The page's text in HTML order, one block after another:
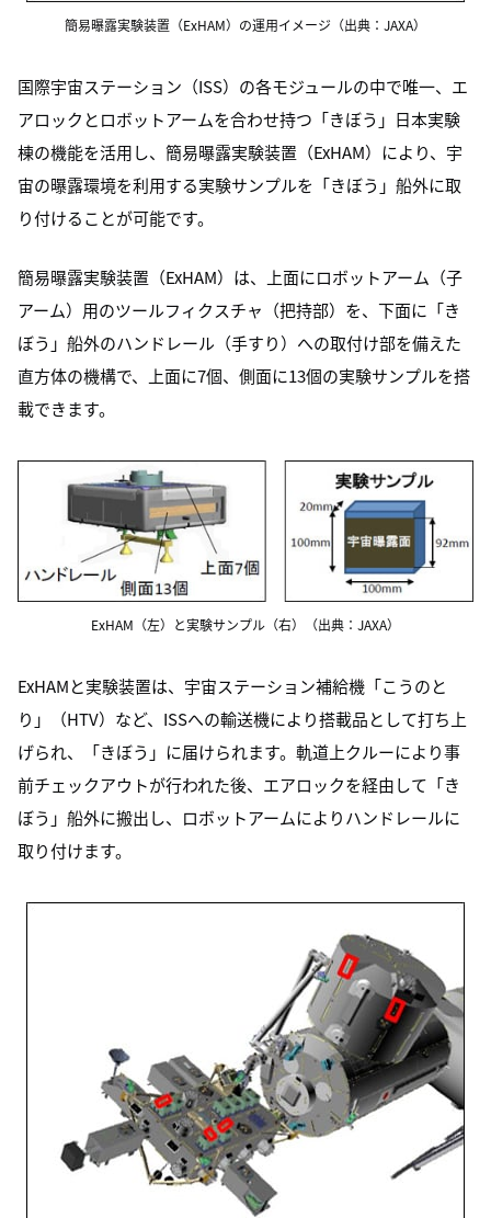
簡易曝露実験装置（ExHAM）の運用イメージ（出典：JAXA）
国際宇宙ステーション（ISS）の各モジュールの中で唯一、エ
アロックとロボットアームを合わせ持つ「きぼう」日本実験
棟の機能を活用し、簡易曝露実験装置（ExHAM）により、宇
宙の曝露環境を利用する実験サンプルを「きぼう」船外に取
り付けることが可能です。
簡易曝露実験装置（ExHAM）は、上面にロボットアーム（子
アーム）用のツールフィクスチャ（把持部）を、下面に「き
ぼう」船外のハンドレール（手すり）への取付け部を備えた
直方体の機構で、上面に7個、側面に13個の実験サンプルを搭
載できます。
ExHAM（左）と実験サンプル（右）（出典：JAXA）
ExHAMと実験装置は、宇宙ステーション補給機「こうのと
り」（HTV）など、ISSへの輸送機により搭載品として打ち上
げられ、「きぼう」に届けられます。軌道上クルーにより事
前チェックアウトが行われた後、エアロックを経由して「き
ぼう」船外に搬出し、ロボットアームによりハンドレールに
取り付けます。